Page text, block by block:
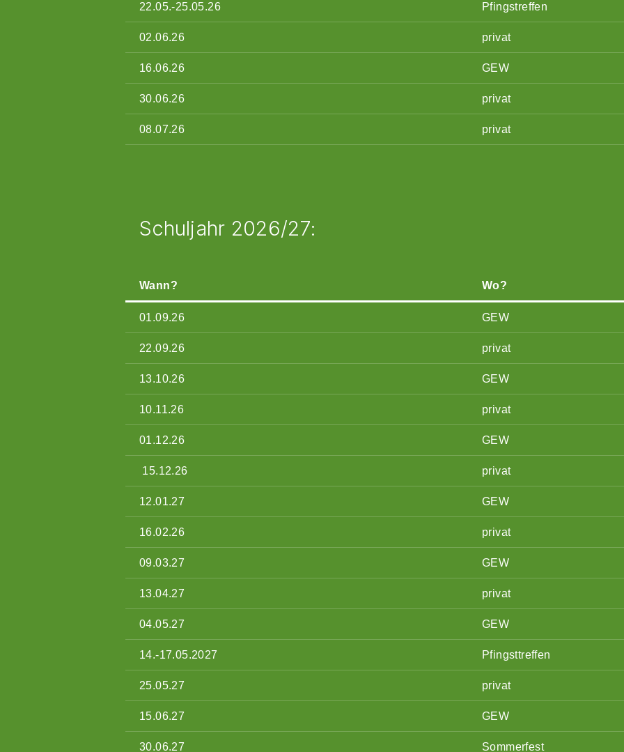
22.05.-25.05.26 Pfingstreffen
02.06.26 privat
16.06.26 GEW
30.06.26 privat
08.07.26 privat
Schuljahr 2026/27:
Wann? Wo?
01.09.26 GEW
22.09.26 privat
13.10.26 GEW
10.11.26 privat
01.12.26 GEW
15.12.26 privat
12.01.27 GEW
16.02.26 privat
09.03.27 GEW
13.04.27 privat
04.05.27 GEW
14.-17.05.2027 Pfingsttreffen
25.05.27 privat
15.06.27 GEW
30.06.27 Sommerfest